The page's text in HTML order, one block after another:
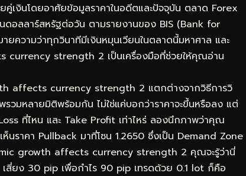
คู่เงินโดยอาศัยข้อมูลราคาในอดีตและปัจจุบัน ตลาด Forex
อลลาร์สหรัฐต่อวัน ตามรายงานของ BIS (Bank for
วามว่าทุกวินาทีมีเงินหมุนเวียนในตลาดนี้มหาศาล และ
strength 2 เป็นเครื่องมือที่ช่วยให้คุณอ่าน
affects currency strength 2 แตกต่างจากวิธีการวิ
รวมหลายมิติพร้อมกัน ไม่ใช่แค่บอกว่าราคาจะขึ้นหรือลง แต่
ที่ไหน และ Take Profit เท่าไหร่ ลองนึกภาพว่าคุณ
นราคา Pullback มาที่โซน 1.2650 ซึ่งเป็น Demand Zone
growth affects currency strength 2 คุณจะรู้ว่านี่
สี่ยง 30 pip เพื่อกำไร 90 pip เทรดด้วย 0.1 lot ก็คือ